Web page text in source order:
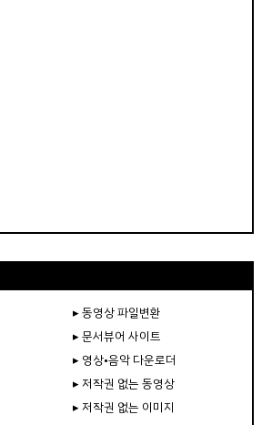
▸ 동영상 파일변환
▸ 문서뷰어 사이트
▸ 영상•음악 다운로더
▸ 저작권 없는 동영상
▸ 저작권 없는 이미지